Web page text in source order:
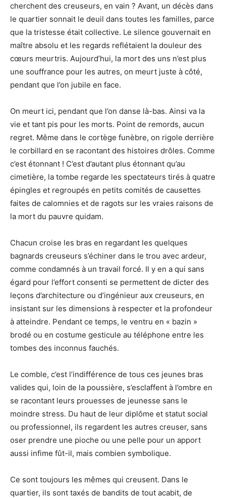
cherchent des creuseurs, en vain ? Avant, un décès dans
le quartier sonnait le deuil dans toutes les familles, parce
que la tristesse était collective. Le silence gouvernait en
maître absolu et les regards reflétaient la douleur des
cœurs meurtris. Aujourd’hui, la mort des uns n’est plus
une souffrance pour les autres, on meurt juste à côté,
pendant que l’on jubile en face.
On meurt ici, pendant que l’on danse là-bas. Ainsi va la
vie et tant pis pour les morts. Point de remords, aucun
regret. Même dans le cortège funèbre, on rigole derrière
le corbillard en se racontant des histoires drôles. Comme
c’est étonnant ! C’est d’autant plus étonnant qu’au
cimetière, la tombe regarde les spectateurs tirés à quatre
épingles et regroupés en petits comités de causettes
faites de calomnies et de ragots sur les vraies raisons de
la mort du pauvre quidam.
Chacun croise les bras en regardant les quelques
bagnards creuseurs s’échiner dans le trou avec ardeur,
comme condamnés à un travail forcé. Il y en a qui sans
égard pour l’effort consenti se permettent de dicter des
leçons d’architecture ou d’ingénieur aux creuseurs, en
insistant sur les dimensions à respecter et la profondeur
à atteindre. Pendant ce temps, le ventru en « bazin »
brodé ou en costume gesticule au téléphone entre les
tombes des inconnus fauchés.
Le comble, c’est l’indifférence de tous ces jeunes bras
valides qui, loin de la poussière, s’esclaffent à l’ombre en
se racontant leurs prouesses de jeunesse sans le
moindre stress. Du haut de leur diplôme et statut social
ou professionnel, ils regardent les autres creuser, sans
oser prendre une pioche ou une pelle pour un apport
aussi infime fût-il, mais combien symbolique.
Ce sont toujours les mêmes qui creusent. Dans le
quartier, ils sont taxés de bandits de tout acabit, de